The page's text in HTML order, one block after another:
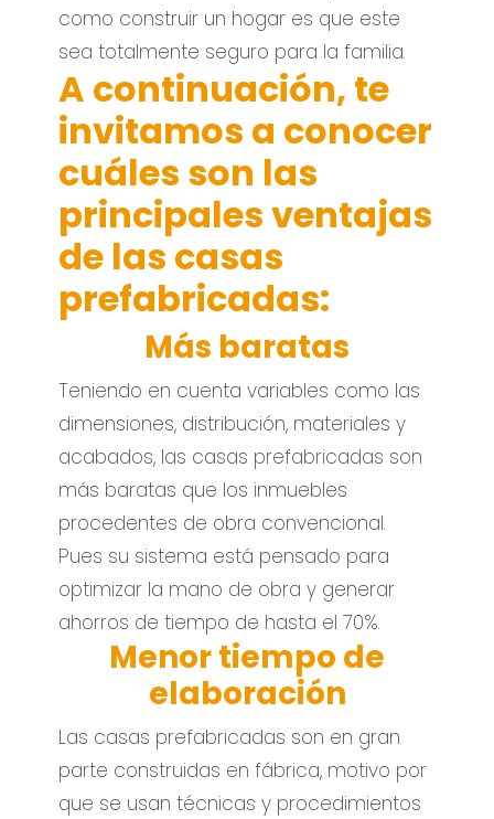
como construir un hogar es que este
sea totalmente seguro para la familia.
A continuación, te
invitamos a conocer
cuáles son las
principales ventajas
de las casas
prefabricadas:
Más baratas
Teniendo en cuenta variables como las
dimensiones, distribución, materiales y
acabados, las casas prefabricadas son
más baratas que los inmuebles
procedentes de obra convencional.
Pues su sistema está pensado para
optimizar la mano de obra y generar
ahorros de tiempo de hasta el 70%.
Menor tiempo de
elaboración
Las casas prefabricadas son en gran
parte construidas en fábrica, motivo por
que se usan técnicas y procedimientos